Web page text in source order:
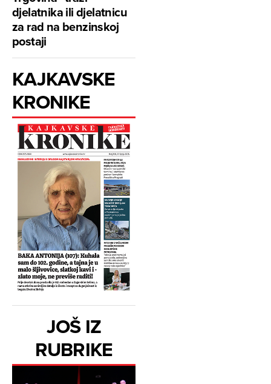
djelatnika ili djelatnicu
za rad na benzinskoj
postaji
KAJKAVSKE
KRONIKE
JOŠ IZ
RUBRIKE